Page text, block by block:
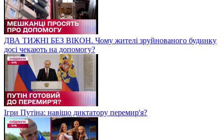
ДВА ТИЖНІ БЕЗ ВІКОН. Чому жителі зруйнованого будинку
досі чекають на допомогу?
Ігри Путіна: навіщо диктатору перемир'я?